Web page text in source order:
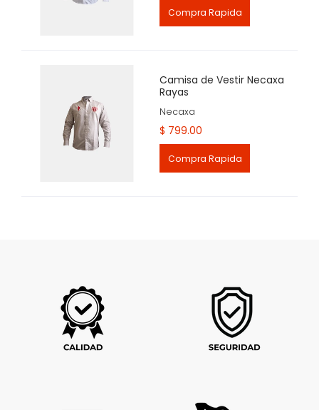
Compra Rapida
Camisa de Vestir Necaxa
Rayas
Necaxa
$ 799.00
Compra Rapida